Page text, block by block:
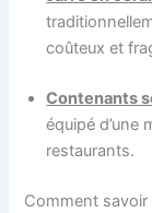
coûteux et
Contenants
équipé d’une
restaurants.
Comment savoir